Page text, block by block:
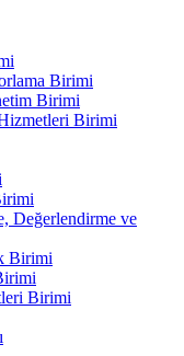
Birimi
Birimi
Birimi
Değerlendirme ve
Birimi
Birimi